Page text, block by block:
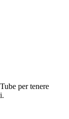
per tenere